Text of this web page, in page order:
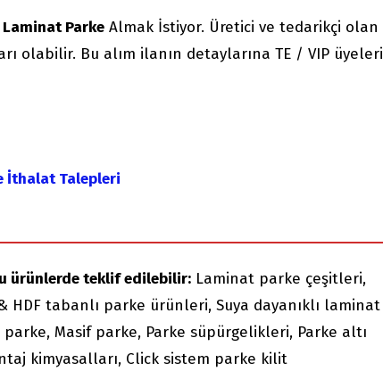
Laminat Parke Almak İstiyor. Üretici ve tedarikçi olan
olabilir. Bu alım ilanın detaylarına TE / VIP üyeleri
İthalat Talepleri
ürünlerde teklif edilebilir: Laminat parke çeşitleri,
tabanlı parke ürünleri, Suya dayanıklı laminat
Masif parke, Parke süpürgelikleri, Parke altı
kimyasalları, Click sistem parke kilit